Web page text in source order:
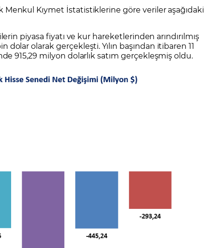
Eğitim Videoları GCM MT5 Eğitim Videoları
Menkul Kıymet İstatistiklerine göre veriler aşağıdaki
piyasa fiyatı ve kur hareketlerinden arındırılmış
olarak gerçekleşti. Yılın başından itibaren 11
915,29 milyon dolarlık satım gerçekleşmiş oldu.